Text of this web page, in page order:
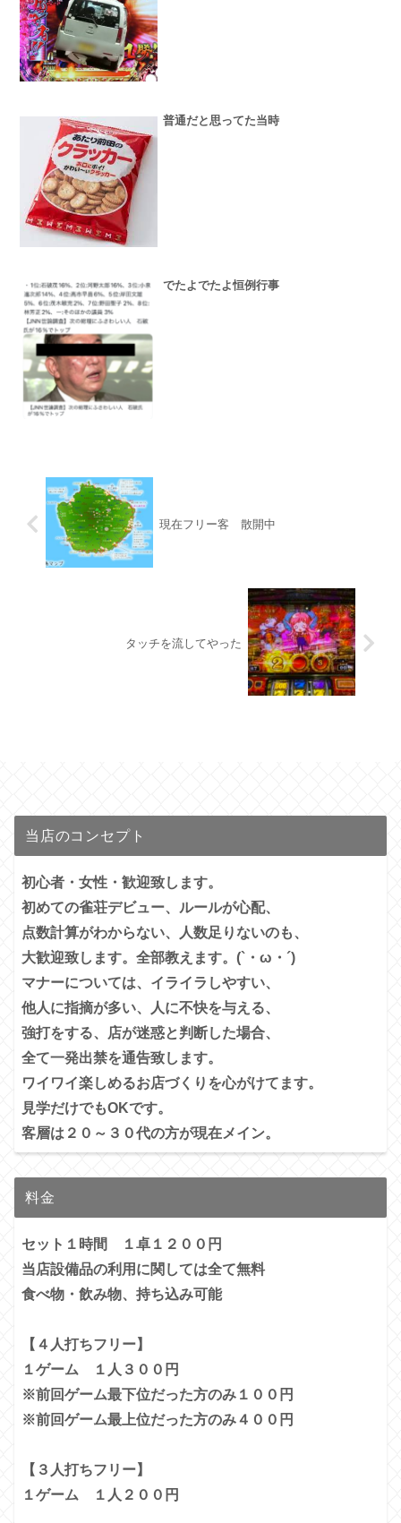
普通だと思ってた当時
でたよでたよ恒例行事
現在フリー客 散開中
タッチを流してやった
当店のコンセプト
初心者・女性・歓迎致します。
初めての雀荘デビュー、ルールが心配、
点数計算がわからない、人数足りないのも、
大歓迎致します。全部教えます。(`・ω・´)
マナーについては、イライラしやすい、
他人に指摘が多い、
人に不快を与える、
強打をする、店が迷惑と判断した場合、
全て一発出禁を通告致します。
ワイワイ楽しめるお店づくりを心がけてます。
見学だけでもOKです。
客層は２０～３０代の方が現在メイン。
料金
セット１時間 １卓１２００円
当店設備品の利用に関しては全て無料
食べ物・飲み物、持ち込み可能
【４人打ちフリー】
１ゲーム １人３００円
※前回ゲーム最下位だった方のみ１００円
※前回ゲーム最上位だった方のみ４００円
【３人打ちフリー】
１ゲーム １人２００円